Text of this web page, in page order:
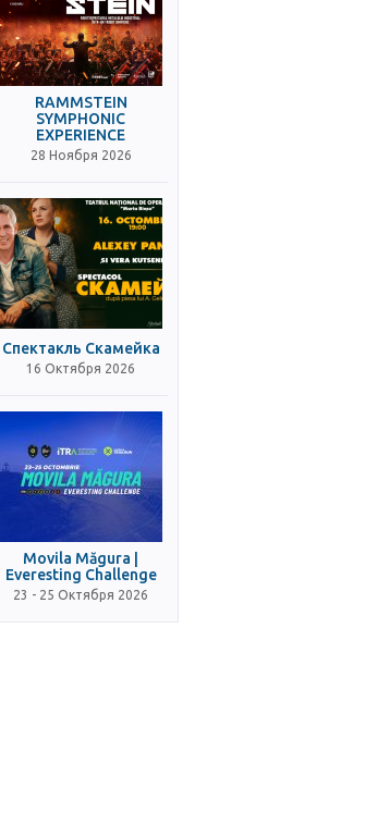
RAMMSTEIN
SYMPHONIC
EXPERIENCE
28 Ноября 2026
Спектакль Скамейка
16 Октября 2026
Movila Măgura |
Everesting Challenge
23 - 25 Октября 2026